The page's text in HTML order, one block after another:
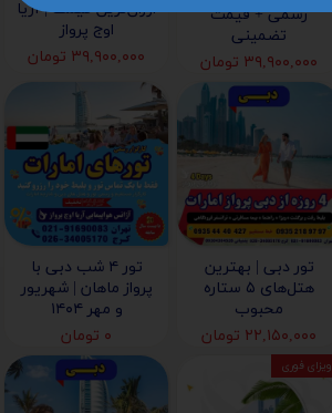
رسمی + قیمت
تضمینی
۳۹,۹۰۰,۰۰۰ تومان
ارزان‌ترین قیمت | آریا
اوج پرواز
۳۹,۹۰۰,۰۰۰ تومان
تور دبی | بهترین
هتل‌های ۵ ستاره
محبوب
۲۲,۱۵۰,۰۰۰ تومان
تور ۴ شب دبی با
پرواز ماهان | شهریور
و مهر ۱۴۰۴
۰ تومان
ویزای فوری